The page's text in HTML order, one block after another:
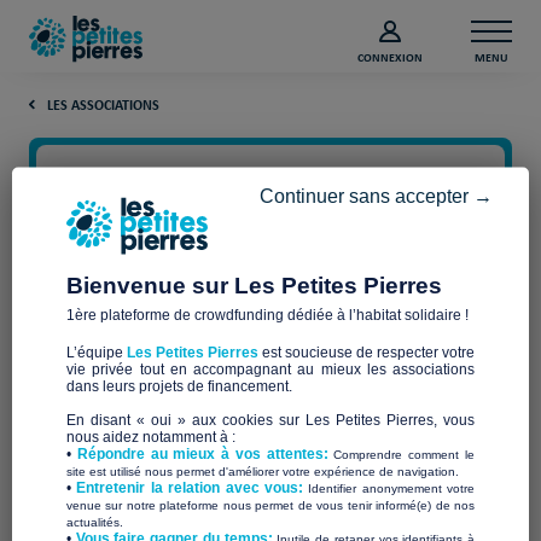
CONNEXION MENU
LES ASSOCIATIONS
Solidarité Toit Secteur
Catholique du Littoral
Bienvenue sur Les Petites Pierres
1ère plateforme de crowdfunding dédiée à l’habitat solidaire !
L’équipe Les Petites Pierres est soucieuse de respecter votre
vie privée tout en accompagnant au mieux les associations
dans leurs projets de financement.
En disant « oui » aux cookies sur Les Petites Pierres, vous
nous aidez notamment à :
• Répondre au mieux à vos attentes:Comprendre comment le
site est utilisé nous permet d'améliorer votre expérience de navigation.
•Entretenir la relation avec vous: Identifier anonymement votre
venue sur notre plateforme nous permet de vous tenir informé(e) de nos
actualités.
Continuer sans accepter →